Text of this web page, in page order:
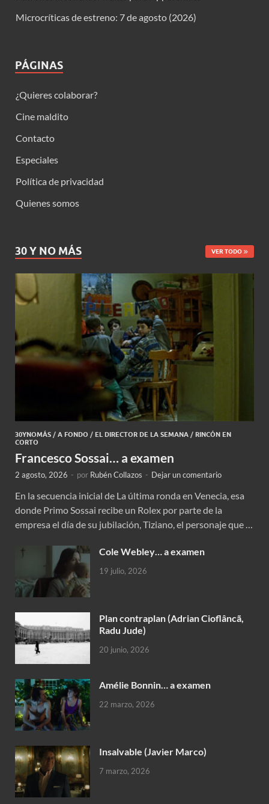
Microcríticas de estreno: 7 de agosto (2026)
PÁGINAS
¿Quieres colaborar?
Cine maldito
Contacto
Especiales
Política de privacidad
Quienes somos
30 Y NO MÁS VER TODO
30YNOMÁS / A FONDO / EL DIRECTOR DE LA SEMANA / RINCÓN EN
CORTO
Francesco Sossai… a examen
2 agosto, 2026 - por Rubén Collazos - Dejar un comentario
En la secuencia inicial de La última ronda en Venecia, esa
donde Primo Sossai recibe un Rolex por parte de la
empresa el día de su jubilación, Tiziano, el personaje que …
Cole Webley… a examen
19 julio, 2026
Plan contraplan (Adrian Cioflâncã,
Radu Jude)
20 junio, 2026
Amélie Bonnin… a examen
22 marzo, 2026
Insalvable (Javier Marco)
7 marzo, 2026